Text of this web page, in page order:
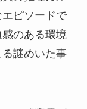
ピソードで
のある環境
謎めいた事